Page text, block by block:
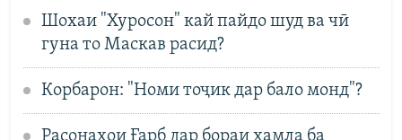
Шохаи "Хуросон" кай пайдо шуд ва чӣ
гуна то Маскав расид?
Корбарон: "Номи тоҷик дар бало монд"?